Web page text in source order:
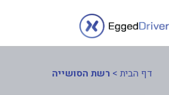
דף הבית > רשת הסושייה